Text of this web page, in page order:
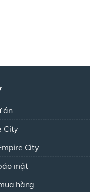
án
City
City
mật
hàng